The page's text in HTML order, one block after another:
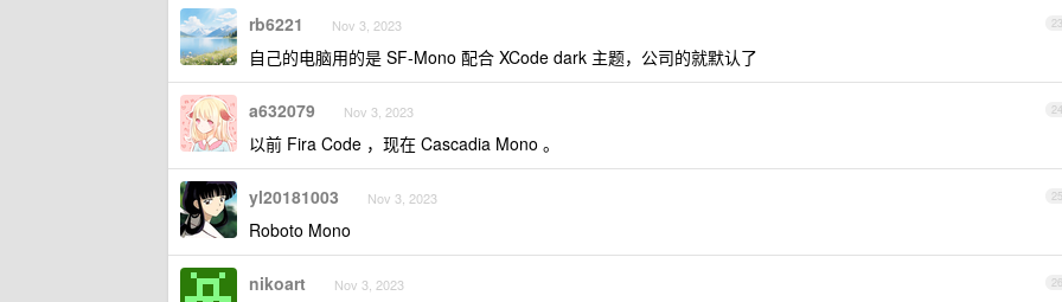
23
rb6221 Nov 3, 2023
自己的电脑用的是 SF-Mono 配合 XCode dark 主题，公司的就默认了
24
a632079 Nov 3, 2023
以前 Fira Code ，现在 Cascadia Mono 。
25
yl20181003 Nov 3, 2023
Roboto Mono
26
nikoart Nov 3, 2023